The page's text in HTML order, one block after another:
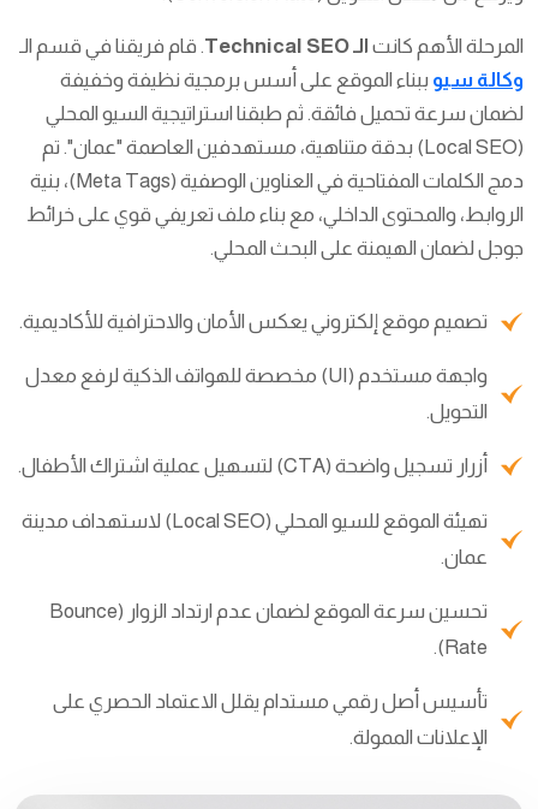
المرحلة الأهم كانت الـ Technical SEO
. قام فريقنا في قسم الـ
وكالة سيو ببناء الموقع على أسس برمجية نظيفة وخفيفة
لضمان سرعة تحميل فائقة. ثم طبقنا استراتيجية السيو المحلي
(Local SEO) بدقة متناهية، مستهدفين العاصمة "عمان". تم
دمج الكلمات المفتاحية في العناوين الوصفية (Meta Tags)، بنية
الروابط، والمحتوى الداخلي، مع بناء ملف تعريفي قوي على خرائط
جوجل لضمان الهيمنة على البحث المحلي.
تصميم موقع إلكتروني يعكس الأمان والاحترافية للأكاديمية.
واجهة مستخدم (UI) مخصصة للهواتف الذكية لرفع معدل
التحويل.
أزرار تسجيل واضحة (CTA) لتسهيل عملية اشتراك الأطفال.
تهيئة الموقع للسيو المحلي (Local SEO) لاستهداف مدينة
عمان.
تحسين سرعة الموقع لضمان عدم ارتداد الزوار (Bounce
Rate).
تأسيس أصل رقمي مستدام يقلل الاعتماد الحصري على
الإعلانات الممولة.